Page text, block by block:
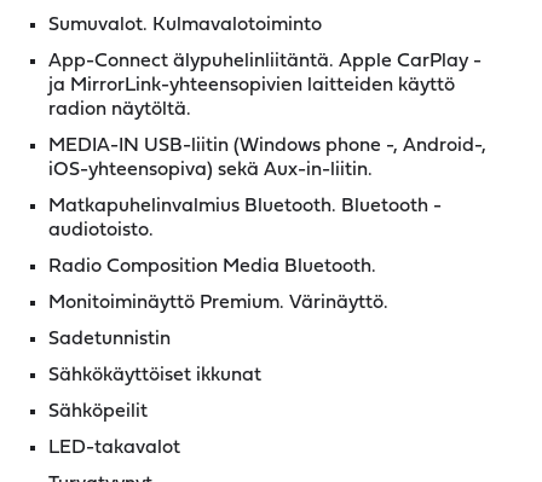
Sumuvalot. Kulmavalotoiminto
App-Connect älypuhelinliitäntä. Apple CarPlay -
ja MirrorLink-yhteensopivien laitteiden käyttö
radion näytöltä.
MEDIA-IN USB-liitin (Windows phone -, Android-,
iOS-yhteensopiva) sekä Aux-in-liitin.
Matkapuhelinvalmius Bluetooth. Bluetooth -
audiotoisto.
Radio Composition Media Bluetooth.
Monitoiminäyttö Premium. Värinäyttö.
Sadetunnistin
Sähkökäyttöiset ikkunat
Sähköpeilit
LED-takavalot